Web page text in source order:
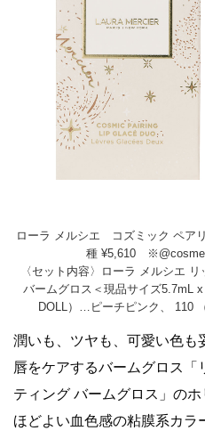
ローラ メルシエ コズミック ペア
種 ¥5,610 ※@cosme
〈セット内容〉ローラ メルシエ
バームグロス＜現品サイズ5.7mL
DOLL）…ピーチピンク、 110
潤いも、ツヤも、可愛い色も
唇をケアするバームグロス「
ティング バームグロス」のホ
ほどよい血色感の粘膜系カラ